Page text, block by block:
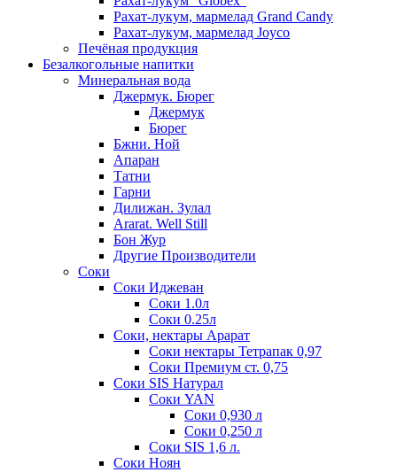
Рахат-лукум, мармелад Grand Candy
Рахат-лукум, мармелад Joyco
Печёная продукция
Безалкогольные напитки
Минеральная вода
Джермук. Бюрег
Джермук
Бюрег
Бжни. Ной
Апаран
Татни
Гарни
Дилижан. Зулал
Ararat. Well Still
Бон Жур
Другие Производители
Соки
Соки Иджеван
Соки 1.0л
Соки 0.25л
Соки, нектары Арарат
Соки нектары Тетрапак 0,97
Соки Премиум ст. 0,75
Соки SIS Натурал
Соки YAN
Соки 0,930 л
Соки 0,250 л
Соки SIS 1,6 л.
Соки Ноян